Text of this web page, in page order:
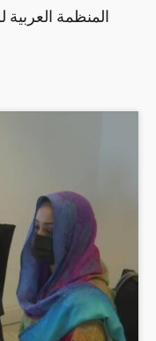
المنظمة العربية